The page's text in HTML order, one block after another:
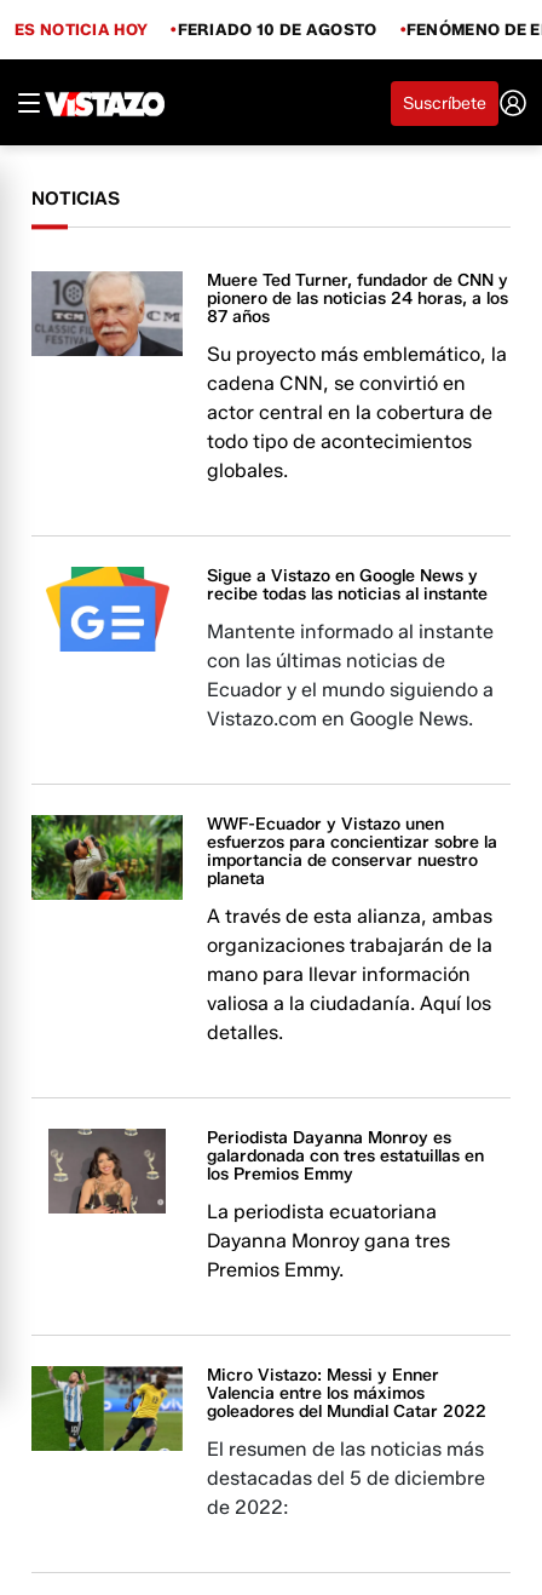
ES NOTICIA HOY FERIADO 10 DE AGOSTO FENÓMENO DE
Suscríbete
NOTICIAS
Muere Ted Turner, fundador de CNN y
pionero de las noticias 24 horas, a los
87 años
Su proyecto más emblemático, la
cadena CNN, se convirtió en
actor central en la cobertura de
todo tipo de acontecimientos
globales.
Sigue a Vistazo en Google News y
recibe todas las noticias al instante
Mantente informado al instante
con las últimas noticias de
Ecuador y el mundo siguiendo a
Vistazo.com en Google News.
WWF-Ecuador y Vistazo unen
esfuerzos para concientizar sobre la
importancia de conservar nuestro
planeta
A través de esta alianza, ambas
organizaciones trabajarán de la
mano para llevar información
valiosa a la ciudadanía. Aquí los
detalles.
Periodista Dayanna Monroy es
galardonada con tres estatuillas en
los Premios Emmy
La periodista ecuatoriana
Dayanna Monroy gana tres
Premios Emmy.
Micro Vistazo: Messi y Enner
Valencia entre los máximos
goleadores del Mundial Catar 2022
El resumen de las noticias más
destacadas del 5 de diciembre
de 2022: